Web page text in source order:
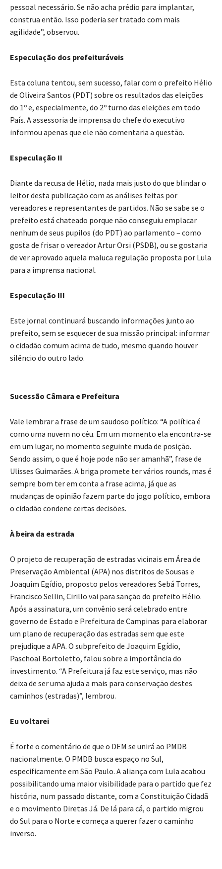
pessoal necessário. Se não acha prédio para implantar,
construa então. Isso poderia ser tratado com mais
agilidade”, observou.
Especulação dos prefeituráveis
Esta coluna tentou, sem sucesso, falar com o prefeito Hélio
de Oliveira Santos (PDT) sobre os resultados das eleições
do 1º e, especialmente, do 2º turno das eleições em todo
País. A assessoria de imprensa do chefe do executivo
informou apenas que ele não comentaria a questão.
Especulação II
Diante da recusa de Hélio, nada mais justo do que blindar o
leitor desta publicação com as análises feitas por
vereadores e representantes de partidos. Não se sabe se o
prefeito está chateado porque não conseguiu emplacar
nenhum de seus pupilos (do PDT) ao parlamento – como
gosta de frisar o vereador Artur Orsi (PSDB), ou se gostaria
de ver aprovado aquela maluca regulação proposta por Lula
para a imprensa nacional.
Especulação III
Este jornal continuará buscando informações junto ao
prefeito, sem se esquecer de sua missão principal: informar
o cidadão comum acima de tudo, mesmo quando houver
silêncio do outro lado.
Sucessão Câmara e Prefeitura
Vale lembrar a frase de um saudoso político: “A política é
como uma nuvem no céu. Em um momento ela encontra-se
em um lugar, no momento seguinte muda de posição.
Sendo assim, o que é hoje pode não ser amanhã”, frase de
Ulisses Guimarães. A briga promete ter vários rounds, mas é
sempre bom ter em conta a frase acima, já que as
mudanças de opinião fazem parte do jogo político, embora
o cidadão condene certas decisões.
À beira da estrada
O projeto de recuperação de estradas vicinais em Área de
Preservação Ambiental (APA) nos distritos de Sousas e
Joaquim Egídio, proposto pelos vereadores Sebá Torres,
Francisco Sellin, Cirillo vai para sanção do prefeito Hélio.
Após a assinatura, um convênio será celebrado entre
governo de Estado e Prefeitura de Campinas para elaborar
um plano de recuperação das estradas sem que este
prejudique a APA. O subprefeito de Joaquim Egídio,
Paschoal Bortoletto, falou sobre a importância do
investimento. “A Prefeitura já faz este serviço, mas não
deixa de ser uma ajuda a mais para conservação destes
caminhos (estradas)”, lembrou.
Eu voltarei
É forte o comentário de que o DEM se unirá ao PMDB
nacionalmente. O PMDB busca espaço no Sul,
especificamente em São Paulo. A aliança com Lula acabou
possibilitando uma maior visibilidade para o partido que fez
história, num passado distante, com a Constituição Cidadã
e o movimento Diretas Já. De lá para cá, o partido migrou
do Sul para o Norte e começa a querer fazer o caminho
inverso.